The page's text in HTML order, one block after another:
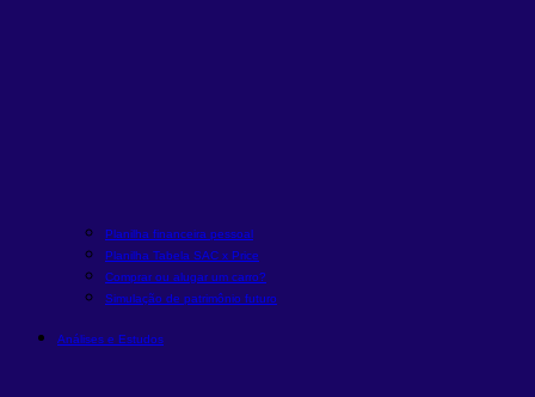
Planilha financeira pessoal
Planilha Tabela SAC x Price
Comprar ou alugar um carro?
Simulação de patrimônio futuro
Análises e Estudos